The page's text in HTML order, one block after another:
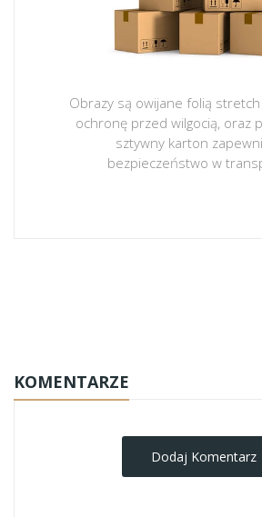
Obrazy są owijane folią
ochronę przed wilgocią, oraz
sztywny karton
bezpieczeństwo w
KOMENTARZE
Dodaj Komentarz